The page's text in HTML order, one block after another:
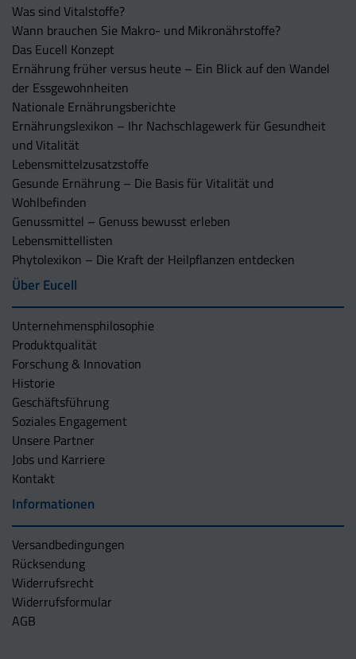
Was sind Vitalstoffe?
Wann brauchen Sie Makro- und Mikronährstoffe?
Das Eucell Konzept
Ernährung früher versus heute – Ein Blick auf den Wandel
der Essgewohnheiten
Nationale Ernährungsberichte
Ernährungslexikon – Ihr Nachschlagewerk für Gesundheit
und Vitalität
Lebensmittelzusatzstoffe
Gesunde Ernährung – Die Basis für Vitalität und
Wohlbefinden
Genussmittel – Genuss bewusst erleben
Lebensmittellisten
Phytolexikon – Die Kraft der Heilpflanzen entdecken
Über Eucell
Unternehmens­philosophie
Produktqualität
Forschung & Innovation
Historie
Geschäftsführung
Soziales Engagement
Unsere Partner
Jobs und Karriere
Kontakt
Informationen
Versandbedingungen
Rücksendung
Widerrufsrecht
Widerrufsformular
AGB